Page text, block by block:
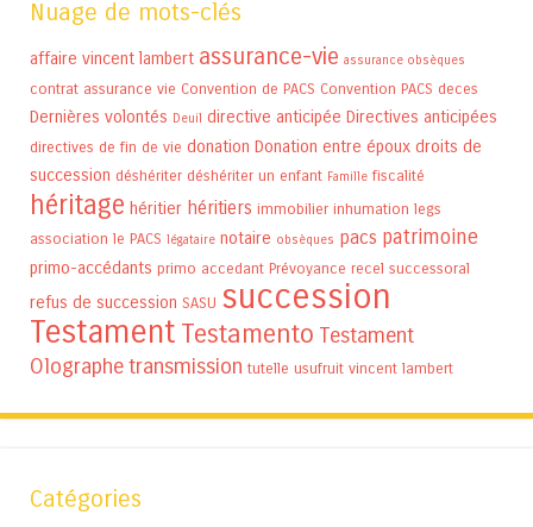
Nuage de mots-clés
affaire vincent lambert assurance-vie assurance obsèques
contrat assurance vie Convention de PACS Convention PACS deces
Dernières volontés Deuil directive anticipée Directives anticipées
directives de fin de vie donation Donation entre époux droits de
succession déshériter déshériter un enfant Famille fiscalité
héritage héritier héritiers immobilier inhumation legs
association le PACS légataire notaire obsèques pacs patrimoine
primo-accédants primo accedant Prévoyance recel successoral
refus de succession SASU succession
Testament Testamento Testament
Olographetransmission tutelle usufruit vincent lambert
Catégories